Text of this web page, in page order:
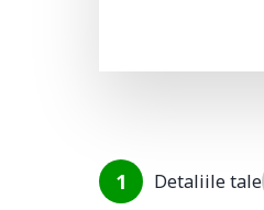
1 Detaliile tale